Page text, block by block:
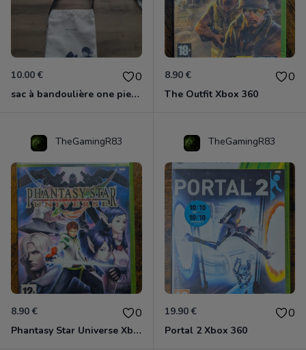
10.00 € 0
sac à bandoulière one piece neuf
8.90 € 0
The Outfit Xbox 360
TheGamingR83
8.90 € 0
Phantasy Star Universe Xbox 360
TheGamingR83
19.90 € 0
Portal 2 Xbox 360